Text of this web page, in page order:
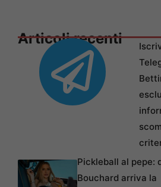
Articoli recenti
Pickleball al pepe:
Bouchard arriva la